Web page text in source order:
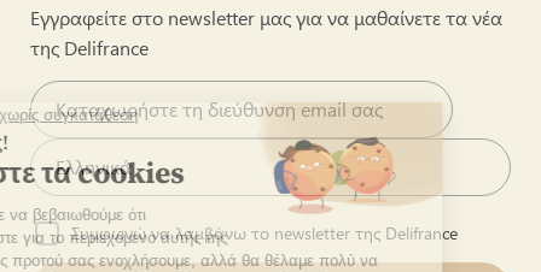
Εγγραφείτε στο newsletter μας για να μαθαίνετε τα νέα
της Delifrance
Συμφωνώ να λαμβάνω το newsletter της Delifrance